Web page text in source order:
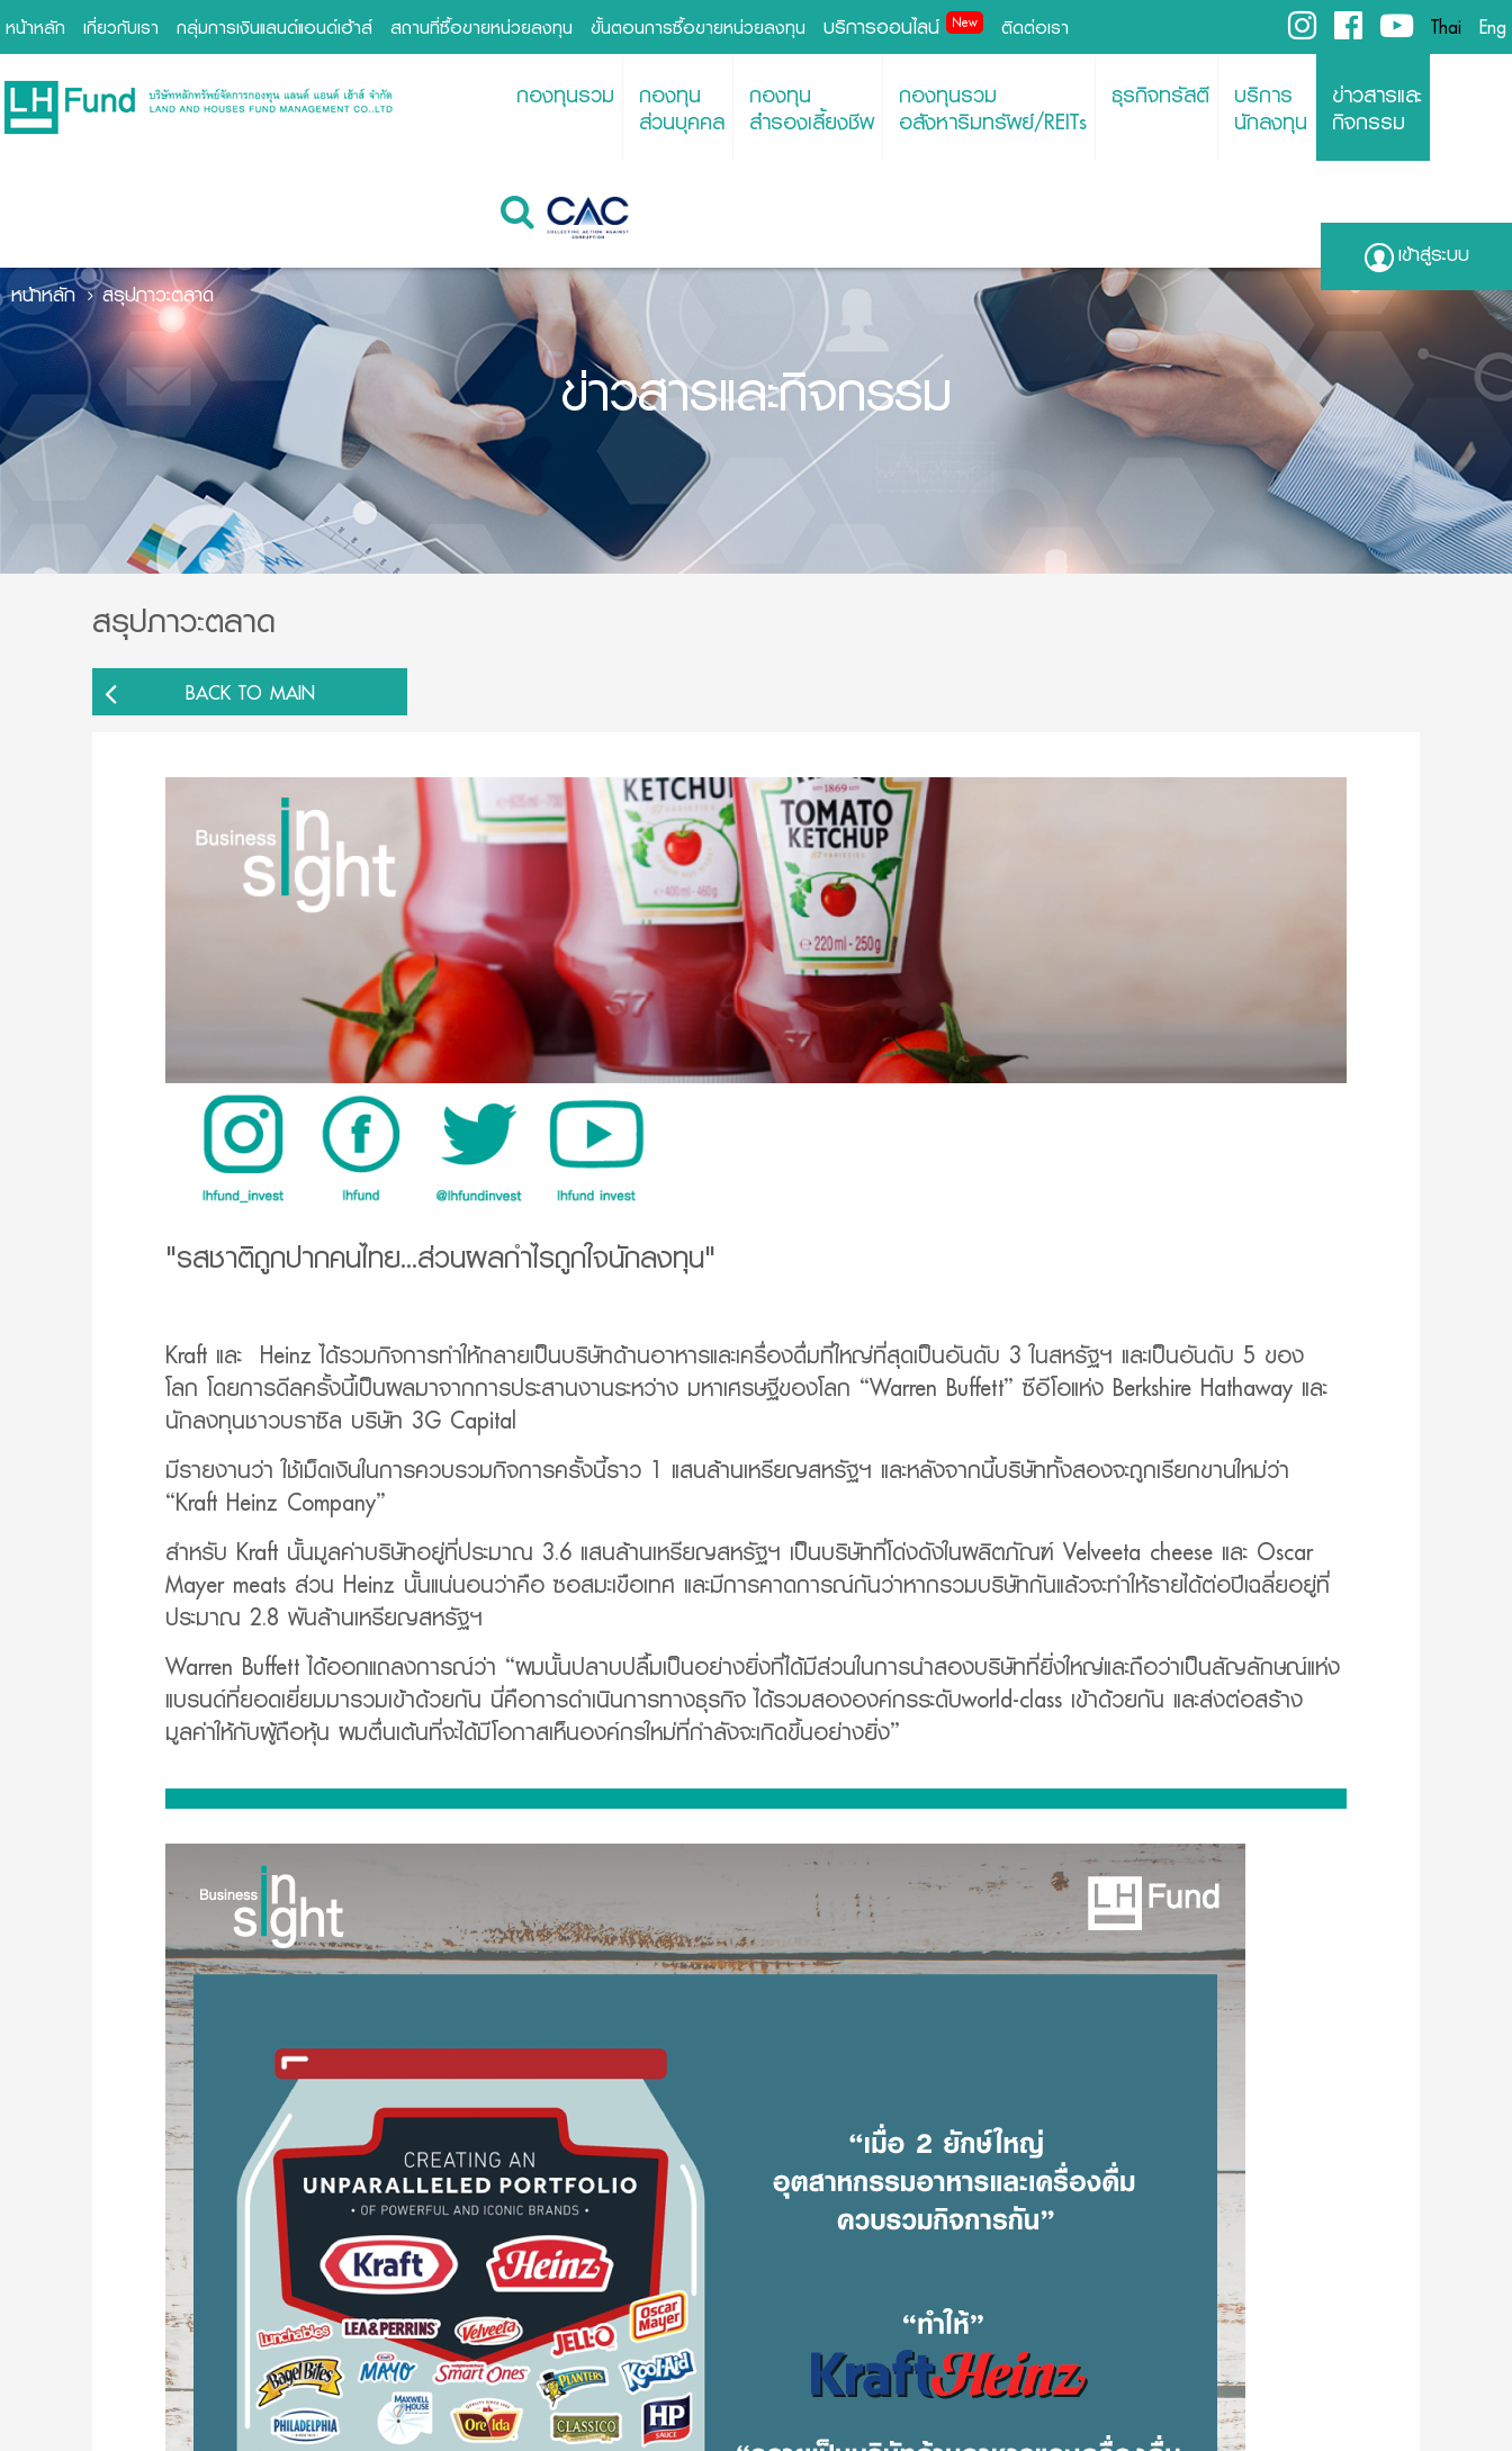
หน้าหลัก เกี่ยวกับเรา กลุ่มการเงินแลนด์แอนด์เฮ้าส์ สถานที่ซื้อขายหน่วยลงทุน ขั้นตอนการซื้อขายหน่วยลงทุน บริการออนไลน์ New ติดต่อเรา Thai Eng
กองทุนรวม กองทุน
ส่วนบุคคล
กองทุน
สำรองเลี้ยงชีพ
กองทุนรวม
อสังหาริมทรัพย์/REITs
ธุรกิจทรัสตี บริการ
นักลงทุน
ข่าวสารและ
กิจกรรม
เข้าสู่ระบบ
ข่าวสารและกิจกรรม
หน้าหลัก สรุปภาวะตลาด
สรุปภาวะตลาด
BACK TO MAIN
"รสชาติถูกปากคนไทย...ส่วนผลกำไรถูกใจนักลงทุน"
Kraft และ Heinz ได้รวมกิจการทำให้กลายเป็นบริษัทด้านอาหารและเครื่องดื่มที่ใหญ่ที่สุดเป็นอันดับ 3 ในสหรัฐฯ และเป็นอันดับ 5 ของ
โลก โดยการดีลครั้งนี้เป็นผลมาจากการประสานงานระหว่าง มหาเศรษฐีของโลก “Warren Buffett” ซีอีโอแห่ง Berkshire Hathaway และ
นักลงทุนชาวบราซิล บริษัท 3G Capital
มีรายงานว่า ใช้เม็ดเงินในการควบรวมกิจการครั้งนี้ราว 1 แสนล้านเหรียญสหรัฐฯ และหลังจากนี้บริษัททั้งสองจะถูกเรียกขานใหม่ว่า
“Kraft Heinz Company”
สำหรับ Kraft นั้นมูลค่าบริษัทอยู่ที่ประมาณ 3.6 แสนล้านเหรียญสหรัฐฯ เป็นบริษัทที่โด่งดังในผลิตภัณฑ์ Velveeta cheese และ Oscar
Mayer meats ส่วน Heinz นั้นแน่นอนว่าคือ ซอสมะเขือเทศ และมีการคาดการณ์กันว่าหากรวมบริษัทกันแล้วจะทำให้รายได้ต่อปีเฉลี่ยอยู่ที่
ประมาณ 2.8 พันล้านเหรียญสหรัฐฯ
Warren Buffett ได้ออกแถลงการณ์ว่า “ผมนั้นปลาบปลื้มเป็นอย่างยิ่งที่ได้มีส่วนในการนำสองบริษัทที่ยิ่งใหญ่และถือว่าเป็นสัญลักษณ์แห่ง
แบรนด์ที่ยอดเยี่ยมมารวมเข้าด้วยกัน นี่คือการดำเนินการทางธุรกิจ ได้รวมสององค์กรระดับworld-class เข้าด้วยกัน และส่งต่อสร้าง
มูลค่าให้กับผู้ถือหุ้น ผมตื่นเต้นที่จะได้มีโอกาสเห็นองค์กรใหม่ที่กำลังจะเกิดขึ้นอย่างยิ่ง”